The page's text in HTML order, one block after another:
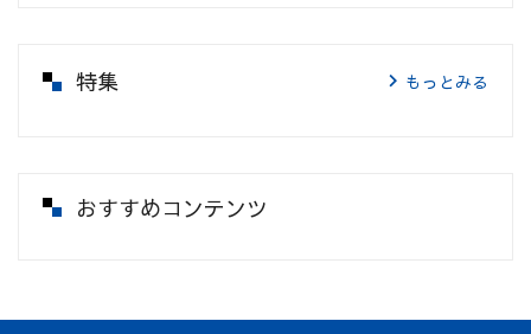
特集 もっとみる
おすすめコンテンツ